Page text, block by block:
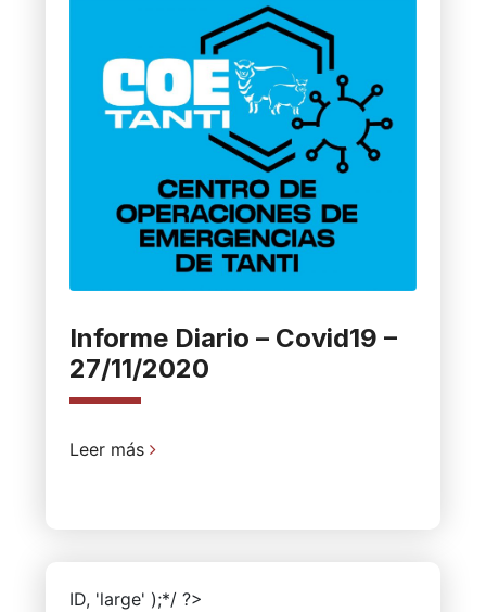
Informe Diario – Covid19 –
27/11/2020
Leer más
ID, 'large' );*/ ?>